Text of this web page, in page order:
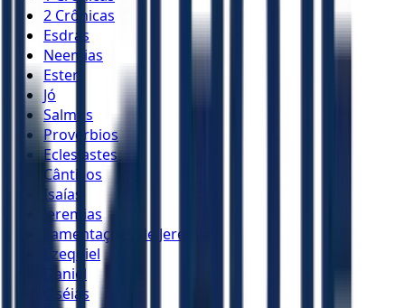
2 Crônicas
Esdras
Neemias
Ester
Jó
Salmos
Provérbios
Eclesiastes
Cânticos
Isaías
Jeremias
Lamentações de Jeremias
Ezequiel
Daniel
Oséias